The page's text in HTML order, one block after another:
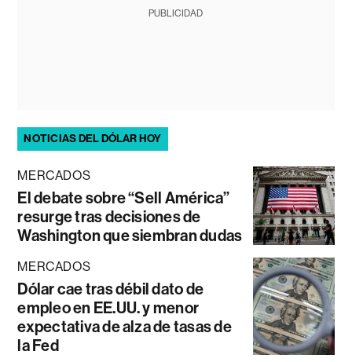
PUBLICIDAD
NOTICIAS DEL DÓLAR HOY
MERCADOS
El debate sobre “Sell América”
resurge tras decisiones de
Washington que siembran dudas
MERCADOS
Dólar cae tras débil dato de
empleo en EE.UU. y menor
expectativa de alza de tasas de
la Fed